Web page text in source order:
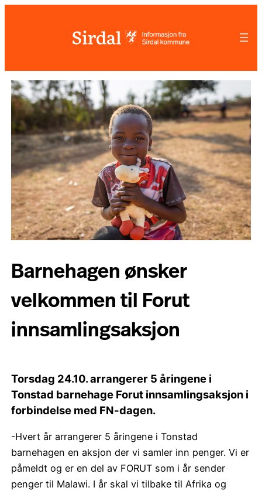
Barnehagen ønsker
velkommen til Forut
innsamlingsaksjon
Torsdag 24.10. arrangerer 5 åringene i
Tonstad barnehage Forut innsamlingsaksjon i
forbindelse med FN-dagen.
-Hvert år arrangerer 5 åringene i Tonstad
barnehagen en aksjon der vi samler inn penger. Vi er
påmeldt og er en del av FORUT som i år sender
penger til Malawi. I år skal vi tilbake til Afrika og